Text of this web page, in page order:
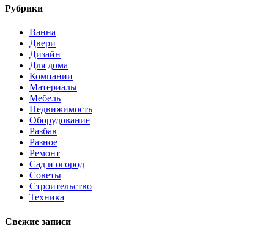
Рубрики
Ванна
Двери
Дизайн
Для дома
Компании
Материалы
Мебель
Недвижимость
Оборудование
Разбав
Разное
Ремонт
Сад и огород
Советы
Строительство
Техника
Свежие записи